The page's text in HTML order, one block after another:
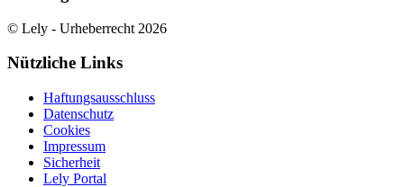
© Lely - Urheberrecht 2026
Nützliche Links
Haftungsausschluss
Datenschutz
Cookies
Impressum
Sicherheit
Lely Portal